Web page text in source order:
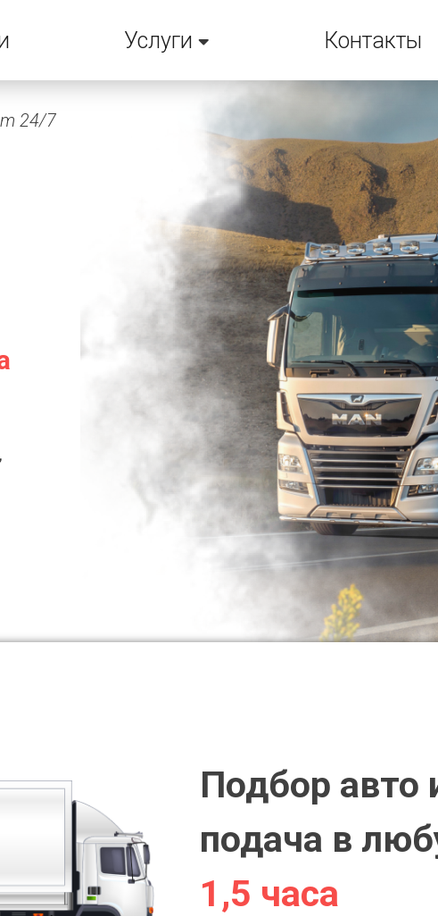
Услуги Контакты
24/7
Подбор авто
подача в
1,5 часа